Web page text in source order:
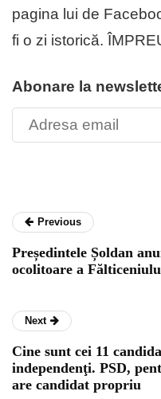
pagina lui de
fi o zi istorică.
Abonare la
Previous
Președintele Șoldan
ocolitoare a
Next
Cine sunt cei 11
independenţi. PSD,
are candidat propriu